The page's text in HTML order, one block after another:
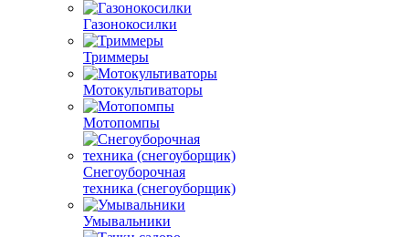
Газонокосилки
Триммеры
Мотокультиваторы
Мотопомпы
Снегоуборочная
техника (снегоуборщик)
Умывальники